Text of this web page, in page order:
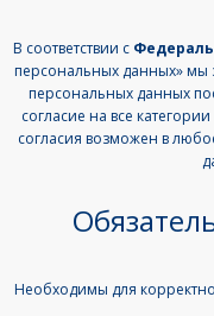
В соответствии с
персональных данных» мы
персональных данных
согласие на все
согласия возможен в
Необходимы для